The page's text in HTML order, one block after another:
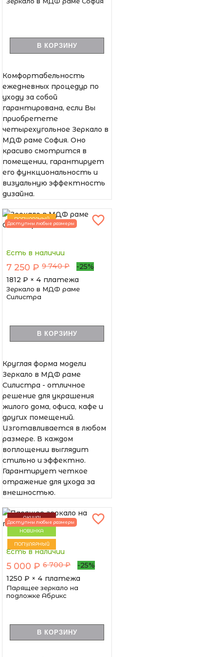
В КОРЗИНУ
Комфортабельность
ежедневных процедур по
уходу за собой
гарантирована, если Вы
приобретете
четырехугольное Зеркало в
МДФ раме София. Оно
красиво смотрится в
помещении, гарантирует
его функциональность и
визуальную эффектность
дизайна.
ПОПУЛЯРНЫЙ
Доступны любые размеры
Есть в наличии
7 250 ₽ 9 740 ₽
-25%
1812 ₽ × 4 платежа
Зеркало в МДФ раме
Силистра
В КОРЗИНУ
Круглая форма модели
Зеркало в МДФ раме
Силистра - отличное
решение для украшения
жилого дома, офиса, кафе и
других помещений.
Изготавливается в любом
размере. В каждом
воплощении выглядит
стильно и эффектно.
Гарантирует четкое
отражение для ухода за
внешностью.
АКЦИЯ!
НОВИНКА
ПОПУЛЯРНЫЙ
Доступны любые размеры
Есть в наличии
5 000 ₽ 6 700 ₽
-25%
1250 ₽ × 4 платежа
Парящее зеркало на
подложке Абрикс
В КОРЗИНУ